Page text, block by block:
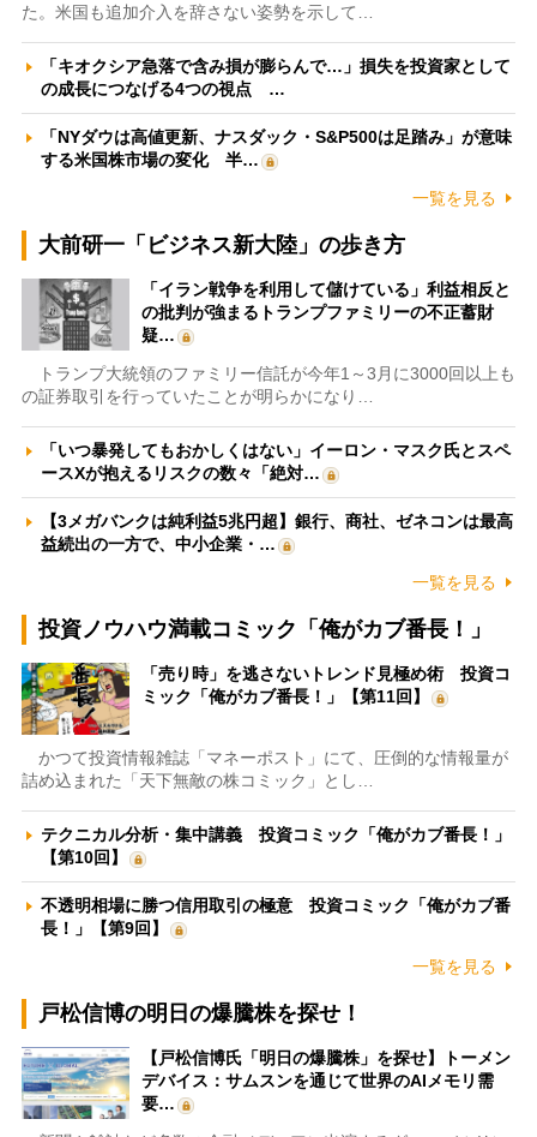
た。米国も追加介入を辞さない姿勢を示して…
「キオクシア急落で含み損が膨らんで…」損失を投資家として
の成長につなげる4つの視点 …
「NYダウは高値更新、ナスダック・S&P500は足踏み」が意味
する米国株市場の変化 半…
一覧を見る
大前研一「ビジネス新大陸」の歩き方
「イラン戦争を利用して儲けている」利益相反と
の批判が強まるトランプファミリーの不正蓄財
疑…
トランプ大統領のファミリー信託が今年1～3月に3000回以上も
の証券取引を行っていたことが明らかになり…
「いつ暴発してもおかしくはない」イーロン・マスク氏とスペ
ースXが抱えるリスクの数々「絶対…
【3メガバンクは純利益5兆円超】銀行、商社、ゼネコンは最高
益続出の一方で、中小企業・…
一覧を見る
投資ノウハウ満載コミック「俺がカブ番長！」
「売り時」を逃さないトレンド見極め術 投資コ
ミック「俺がカブ番長！」【第11回】
かつて投資情報雑誌「マネーポスト」にて、圧倒的な情報量が
詰め込まれた「天下無敵の株コミック」とし…
テクニカル分析・集中講義 投資コミック「俺がカブ番長！」
【第10回】
不透明相場に勝つ信用取引の極意 投資コミック「俺がカブ番
長！」【第9回】
一覧を見る
戸松信博の明日の爆騰株を探せ！
【戸松信博氏「明日の爆騰株」を探せ】トーメン
デバイス：サムスンを通じて世界のAIメモリ需
要…